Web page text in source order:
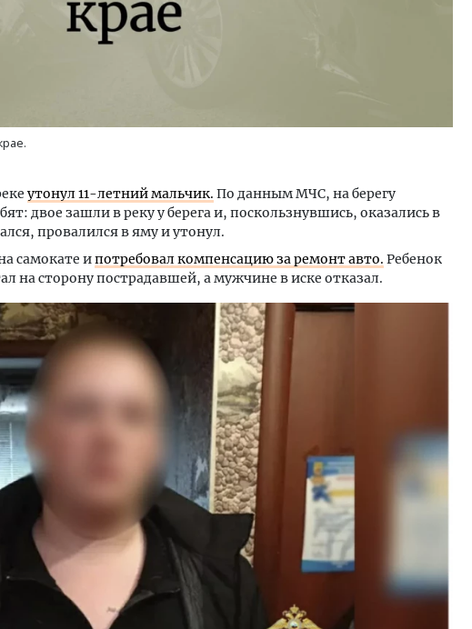
утонул 11-летний мальчик. По данным МЧС, на берегу
двое зашли в реку у берега и, поскользнувшись, оказались в
провалился в яму и утонул.
самокате ипотребовал компенсацию за ремонт авто. Ребенок
на сторону пострадавшей, а мужчине в иске отказал.
Архитектурный код начинается с
земли. Мощение крупноформатными
Гатилов — о том, как
оставаться на плаву,
СТРОИТЕЛЬСТВО